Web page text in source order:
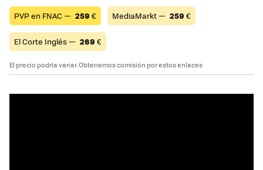
PVP en FNAC — 259 € MediaMarkt — 259 €
El Corte Inglés — 269 €
El precio podría variar. Obtenemos comisión por estos enlaces